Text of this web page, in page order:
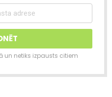
un netiks izpausts citiem